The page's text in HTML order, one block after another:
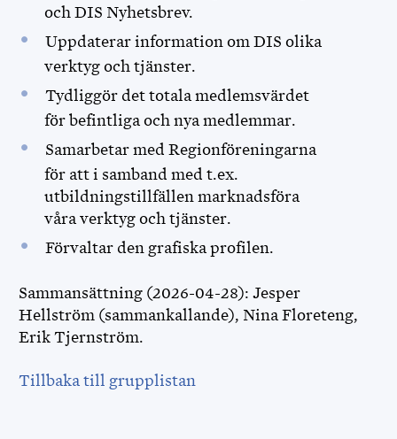
och DIS Nyhetsbrev.
Uppdaterar information om DIS olika
verktyg och tjänster.
Tydliggör det totala medlemsvärdet
för befintliga och nya medlemmar.
Samarbetar med Regionföreningarna
för att i samband med t.ex.
utbildningstillfällen marknadsföra
våra verktyg och tjänster.
Förvaltar den grafiska profilen.
Sammansättning (2026-04-28): Jesper
Hellström (sammankallande), Nina Floreteng,
Erik Tjernström.
Tillbaka till grupplistan